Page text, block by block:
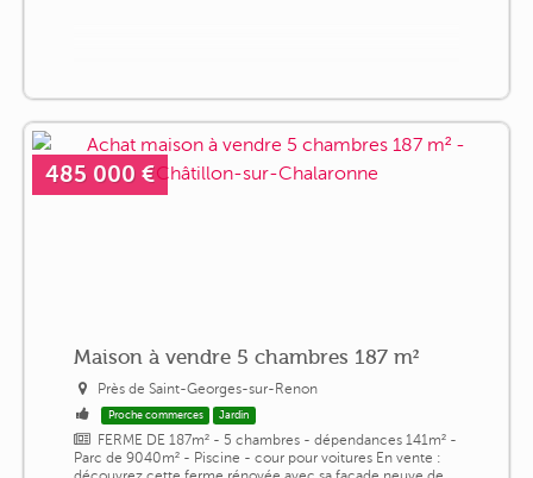
485 000 €
Maison à vendre 5 chambres 187 m²
Près de Saint-Georges-sur-Renon
Proche commerces Jardin
FERME DE 187m² - 5 chambres - dépendances 141m² -
Parc de 9040m² - Piscine - cour pour voitures En vente :